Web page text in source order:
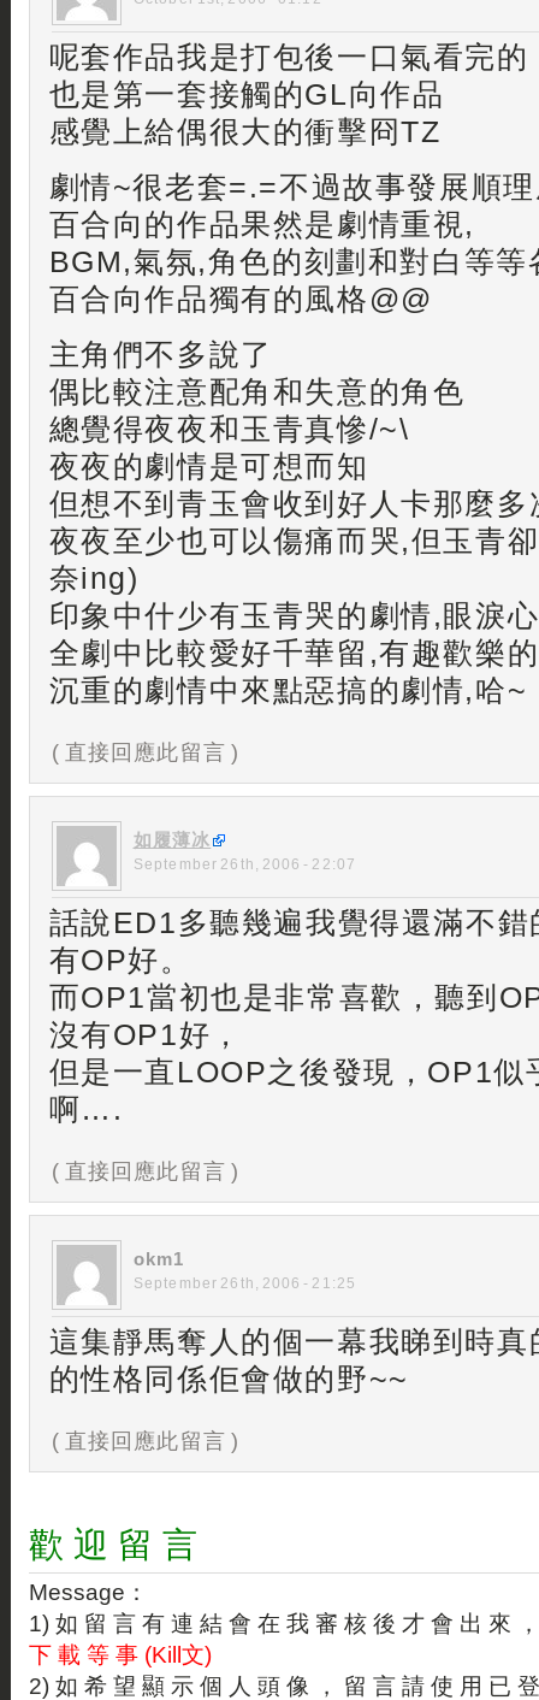
呢套作品我是打包後一口氣看完的
也是第一套接觸的GL向作品
感覺上給偶很大的衝擊冏TZ
劇情~很老套=.=不過故事發展順
百合向的作品果然是劇情重視,
BGM,氣氛,角色的刻劃和對白等等
百合向作品獨有的風格@@
主角們不多說了
偶比較注意配角和失意的角色
總覺得夜夜和玉青真慘/~\
夜夜的劇情是可想而知
但想不到青玉會收到好人卡那麼多
夜夜至少也可以傷痛而哭,但玉青
奈ing)
印象中什少有玉青哭的劇情,眼淚
全劇中比較愛好千華留,有趣歡樂
沉重的劇情中來點惡搞的劇情,哈~
( 直接回應此留言 )
如履薄冰
September 26th, 2006 - 22:07
話說ED1多聽幾遍我覺得還滿不
有OP好。
而OP1當初也是非常喜歡，聽到
沒有OP1好，
但是一直LOOP之後發現，OP1似
啊….
( 直接回應此留言 )
okm1
September 26th, 2006 - 21:25
這集靜馬奪人的個一幕我睇到時
的性格同係佢會做的野~~
( 直接回應此留言 )
歡 迎 留 言
Message：
1) 如 留 言 有 連 結 會 在 我 審 核 後 才 會 出 來
下 載 等 事 (Kill文)
2) 如 希 望 顯 示 個 人 頭 像 ， 留 言 請 使 用 已